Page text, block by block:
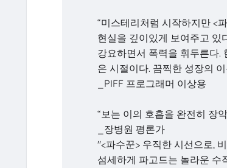
“미스테리처럼 시작하지만 <
현실을 깊이있게 보여주고 있
강요하면서 폭력을 휘두른다.
은 시절이다. 끔찍한 성장의
_PIFF 프로그래머 이상용
“보는 이의 호흡을 완전히 장
_장병원 평론가
"<파수꾼> 우직한 시선으로,
섬세하게 파고드는 놀라운 수